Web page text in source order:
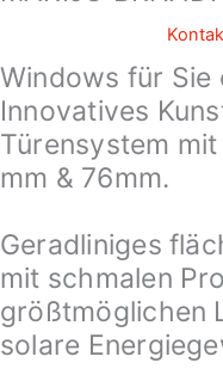
Windows für Sie
Innovatives
Türensystem
mm & 76mm.
Geradliniges
mit schmalen
größtmöglichen
solare